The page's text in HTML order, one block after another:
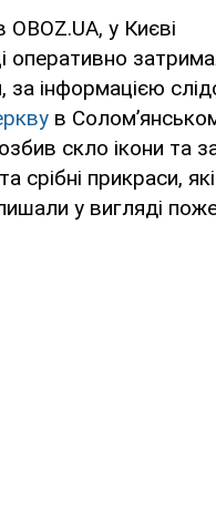
у Києві
оперативно
за інформацією
в
скло ікони та
срібні прикраси, які
у вигляді